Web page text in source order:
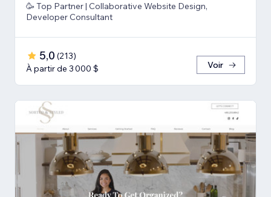
🥳 Top Partner | Collaborative Website Design,
Developer Consultant
5,0 (213)
À partir de 3 000 $
Voir